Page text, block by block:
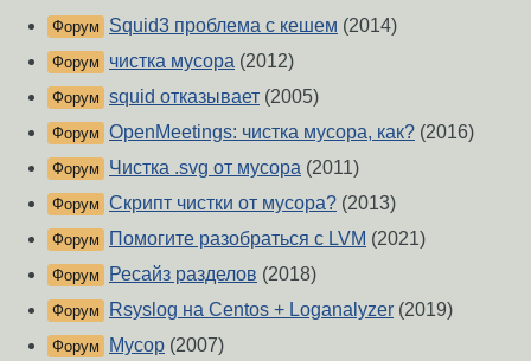
Форум Squid3 проблема с кешем (2014)
Форум чистка мусора (2012)
Форум squid отказывает (2005)
Форум OpenMeetings: чистка мусора, как? (2016)
Форум Чистка .svg от мусора (2011)
Форум Скрипт чистки от мусора? (2013)
Форум Помогите разобраться с LVM (2021)
Форум Ресайз разделов (2018)
Форум Rsyslog на Centos + Loganalyzer (2019)
Форум Мусор (2007)